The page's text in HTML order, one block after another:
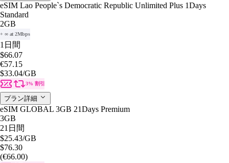
eSIM Lao People`s Democratic Republic Unlimited Plus 1Days
Standard
2GB
+ ∞ at 2Mbps
1日間
$66.07
€57.15
$33.04/GB
3% 割引
プラン詳細
eSIM GLOBAL 3GB 21Days Premium
3GB
21日間
$25.43/GB
$76.30
(€66.00)